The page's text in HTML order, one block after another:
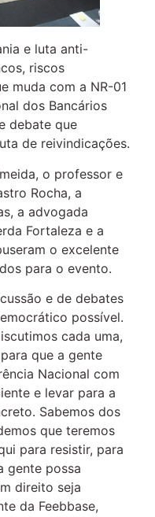
e luta anti-
riscos
muda com a NR-01
dos Bancários
debate que
de reivindicações.
o professor e
Rocha, a
a advogada
Fortaleza e a
o excelente
para o evento.
e de debates
possível.
cada uma,
que a gente
Nacional com
e levar para a
Sabemos dos
que teremos
para resistir, para
gente possa
direito seja
da Feebbase,